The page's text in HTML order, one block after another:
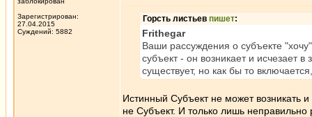
Зарегистрирован:
27.04.2015
Суждений: 5882
Горсть листьев пишет:
Frithegar
Ваши рассуждения о субъекте
субъект - он возникает и исчезает
существует, но как бы то
Истинный Субъект не может возникать и
не Субъект. И только лишь неправильно